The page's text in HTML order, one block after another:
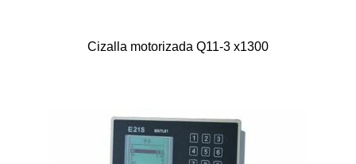
Cizalla motorizada Q11-3 x1300